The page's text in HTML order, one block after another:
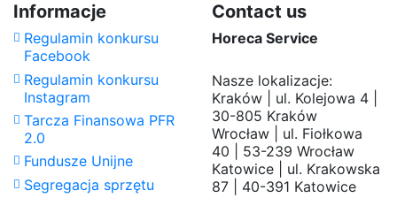
Daily Rate
(exc.)
Standard Daily
Informacje
Regulamin konkursu
Facebook
Regulamin konkursu
Instagram
Tarcza Finansowa PFR
2.0
Fundusze Unijne
Segregacja sprzętu
Contact us
Horeca Service
Nasze lokalizacje:
Kraków | ul. Kolejowa 4 |
30-805 Kraków
Wrocław | ul. Fiołkowa
40 | 53-239 Wrocław
Katowice | ul. Krakowska
87 | 40-391 Katowice